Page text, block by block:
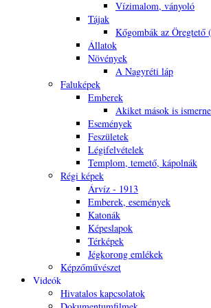
Vízimalom, ványoló
Tájak
Kőgombák az Öregtető
Állatok
Növények
A Nagyréti láp
Faluképek
Emberek
Akiket mások is
Események
Feszületek
Légifelvételek
Templom, temető, kápolnák
Régi képek
Árvíz - 1913
Emberek, események
Katonák
Képeslapok
Térképek
Jégkorong emlékek
Képzőművészet
Videók
Hivatalos kapcsolatok